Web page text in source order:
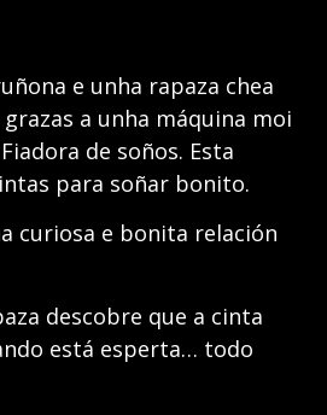
e unha rapaza chea
a unha máquina moi
de soños. Esta
para soñar bonito.
curiosa e bonita relación
descobre que a cinta
está esperta… todo